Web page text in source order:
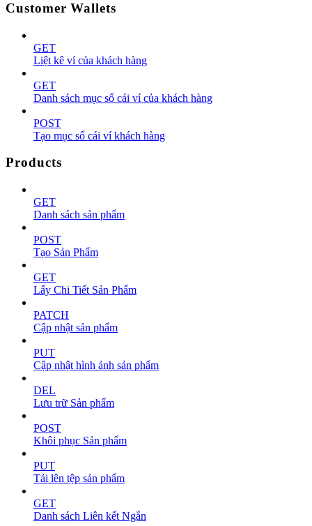
Customer Wallets
GET
Liệt kê ví của khách hàng
GET
Danh sách mục sổ cái ví của khách hàng
POST
Tạo mục sổ cái ví khách hàng
Products
GET
Danh sách sản phẩm
POST
Tạo Sản Phẩm
GET
Lấy Chi Tiết Sản Phẩm
PATCH
Cập nhật sản phẩm
PUT
Cập nhật hình ảnh sản phẩm
DEL
Lưu trữ Sản phẩm
POST
Khôi phục Sản phẩm
PUT
Tải lên tệp sản phẩm
GET
Danh sách Liên kết Ngắn